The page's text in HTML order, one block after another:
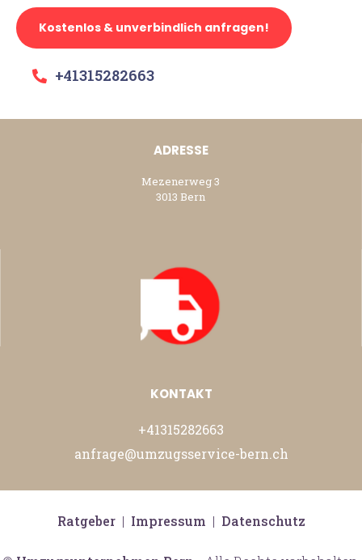
Kostenlos & unverbindlich anfragen!
+41315282663
ADRESSE
Mezenerweg 3
3013 Bern
KONTAKT
+41315282663
anfrage@umzugsservice-bern.ch
Ratgeber| Impressum | Datenschutz